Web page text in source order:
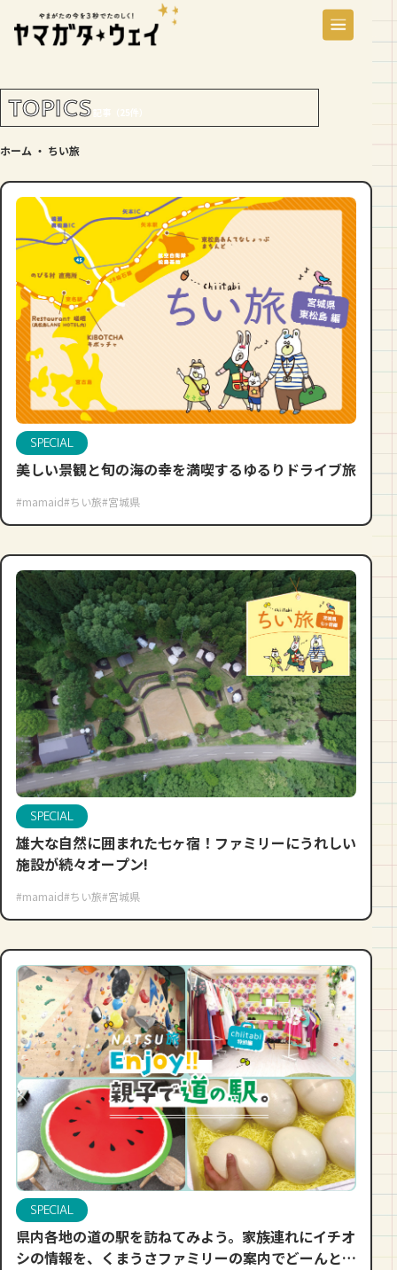
TOPICS 記事（25件）
ホーム ・ ちい旅
SPECIAL
美しい景観と旬の海の幸を満喫するゆるりドライブ旅
#mamaid#ちい旅#宮城県
SPECIAL
雄大な自然に囲まれた七ヶ宿！ファミリーにうれしい
施設が続々オープン!
#mamaid#ちい旅#宮城県
SPECIAL
県内各地の道の駅を訪ねてみよう。家族連れにイチオ
シの情報を、くまうさファミリーの案内でどーんとご